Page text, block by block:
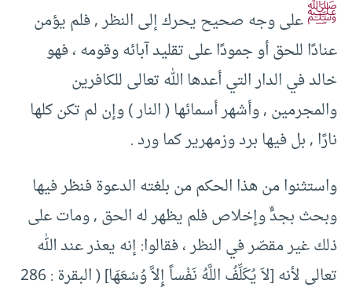
ﷺعلى وجه صحيح يحرك إلى النظر , فلم يؤمن
عنادًا للحق أو جمودًا على تقليد آبائه وقومه ، فهو
خالد في الدار التي أعدها الله تعالى للكافرين
والمجرمين , وأشهر أسمائها ( النار ) وإن لم تكن كلها
نارًا , بل فيها برد وزمهرير كما ورد .
واستثنوا من هذا الحكم من بلغته الدعوة فنظر فيها
وبحث بجدٍّ وإخلاص فلم يظهر له الحق , ومات على
ذلك غير مقصّر في النظر ، فقالوا: إنه يعذر عند الله
تعالى لأنه [لاَ يُكَلِّفُ اللَّهُ نَفْساً إِلاَّ وُسْعَهَا] ( البقرة : 286